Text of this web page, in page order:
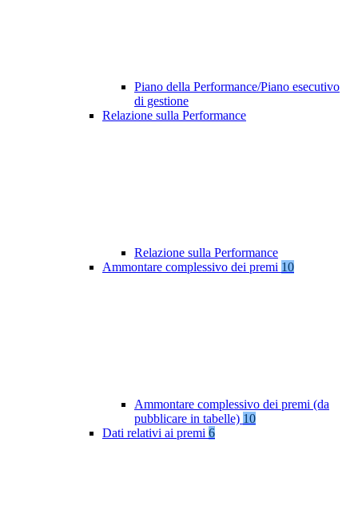
Piano della Performance/Piano esecutivo
di gestione
Relazione sulla Performance
Relazione sulla Performance
Ammontare complessivo dei premi 10
Ammontare complessivo dei premi (da
pubblicare in tabelle) 10
Dati relativi ai premi 6